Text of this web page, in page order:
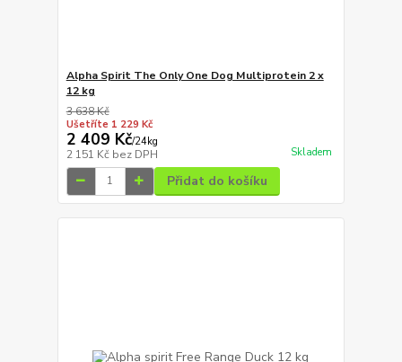
Alpha Spirit The Only One Dog Multiprotein 2 x
12 kg
3 638 Kč
Ušetříte 1 229 Kč
2 409 Kč/24kg
2 151 Kč bez DPH Skladem
Přidat do košíku